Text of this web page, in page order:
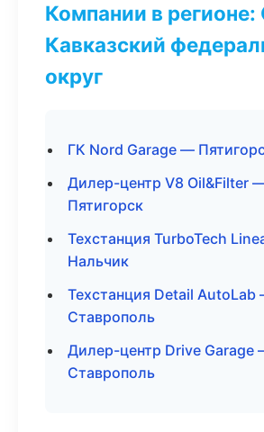
Компании в
Кавказский
округ
ГК Nord Garage —
Дилер-центр V8 Oil&Filter
Пятигорск
Техстанция TurboTech
Нальчик
Техстанция Detail AutoLab
Ставрополь
Дилер-центр Drive Garage
Ставрополь